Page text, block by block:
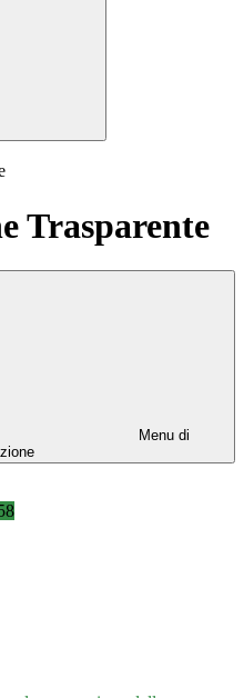
Trasparente
Menu di